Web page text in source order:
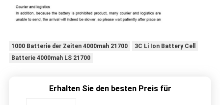
1000 Batterie der Zeiten 4000mah 21700
3C Li Ion Battery Cell
Batterie 4000mah LS 21700
Erhalten Sie den besten Preis für